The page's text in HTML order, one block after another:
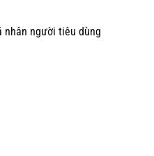
nhân người tiêu dùng